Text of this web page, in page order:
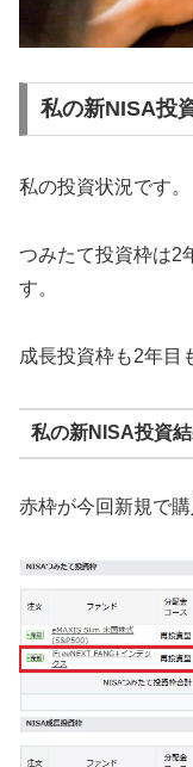
私の新NISA投
私の投資状況です。
つみたて投資枠は2
す。
成長投資枠も2年目
私の新NISA投資
赤枠が今回新規で購